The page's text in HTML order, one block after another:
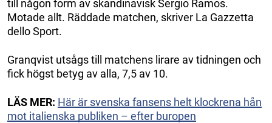
till någon form av skandinavisk Sergio Ramos.
Motade allt. Räddade matchen, skriver La Gazzetta
dello Sport.
Granqvist utsågs till matchens lirare av tidningen och
fick högst betyg av alla, 7,5 av 10.
LÄS MER: Här är svenska fansens helt klockrena hån
mot italienska publiken – efter buropen